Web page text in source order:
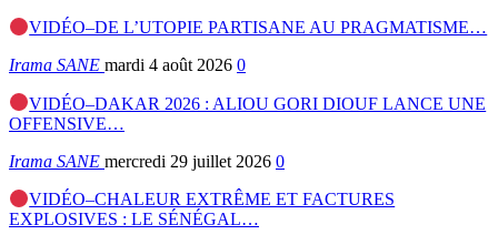
VIDÉO–DE L’UTOPIE PARTISANE AU PRAGMATISME…
Irama SANE mardi 4 août 2026 0
VIDÉO–DAKAR 2026 : ALIOU GORI DIOUF LANCE UNE
OFFENSIVE…
Irama SANE mercredi 29 juillet 2026 0
VIDÉO–CHALEUR EXTRÊME ET FACTURES
EXPLOSIVES : LE SÉNÉGAL…